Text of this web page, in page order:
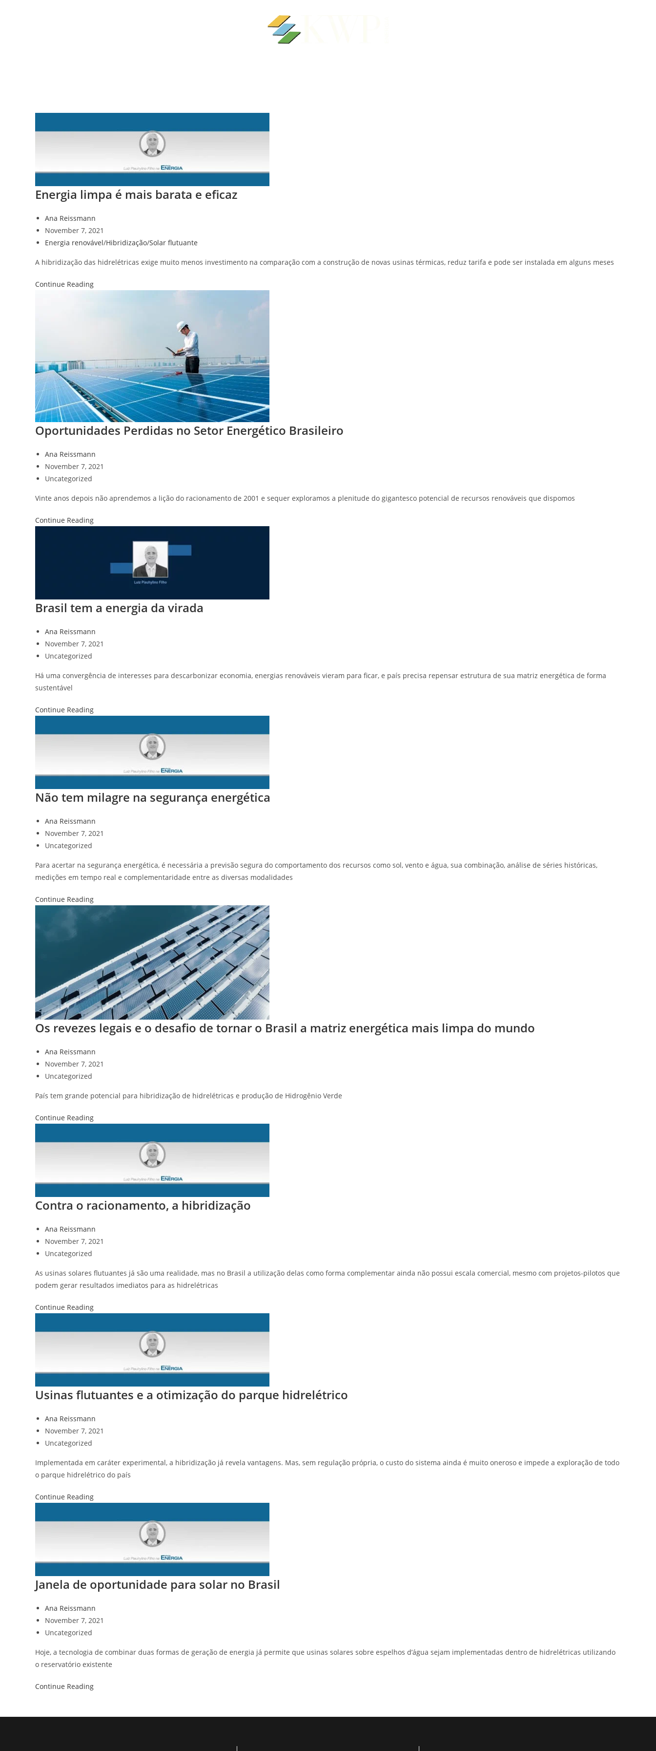
Energia limpa é mais barata e eficaz
Ana Reissmann
November 7, 2021
Energia renovável/Hibridização/Solar flutuante
A hibridização das hidrelétricas exige muito menos investimento na comparação com a construção de novas usinas térmicas, reduz tarifa e pode ser instalada em alguns meses
Continue Reading
Oportunidades Perdidas no Setor Energético Brasileiro
Ana Reissmann
November 7, 2021
Uncategorized
Vinte anos depois não aprendemos a lição do racionamento de 2001 e sequer exploramos a plenitude do gigantesco potencial de recursos renováveis que dispomos
Continue Reading
Brasil tem a energia da virada
Ana Reissmann
November 7, 2021
Uncategorized
Há uma convergência de interesses para descarbonizar economia, energias renováveis vieram para ficar, e país precisa repensar estrutura de sua matriz energética de forma
sustentável
Continue Reading
Não tem milagre na segurança energética
Ana Reissmann
November 7, 2021
Uncategorized
Para acertar na segurança energética, é necessária a previsão segura do comportamento dos recursos como sol, vento e água, sua combinação, análise de séries históricas,
medições em tempo real e complementaridade entre as diversas modalidades
Continue Reading
Os revezes legais e o desafio de tornar o Brasil a matriz energética mais limpa do mundo
Ana Reissmann
November 7, 2021
Uncategorized
País tem grande potencial para hibridização de hidrelétricas e produção de Hidrogênio Verde
Continue Reading
Contra o racionamento, a hibridização
Ana Reissmann
November 7, 2021
Uncategorized
As usinas solares flutuantes já são uma realidade, mas no Brasil a utilização delas como forma complementar ainda não possui escala comercial, mesmo com projetos-pilotos que
podem gerar resultados imediatos para as hidrelétricas
Continue Reading
Usinas flutuantes e a otimização do parque hidrelétrico
Ana Reissmann
November 7, 2021
Uncategorized
Implementada em caráter experimental, a hibridização já revela vantagens. Mas, sem regulação própria, o custo do sistema ainda é muito oneroso e impede a exploração de todo
o parque hidrelétrico do país
Continue Reading
Janela de oportunidade para solar no Brasil
Ana Reissmann
November 7, 2021
Uncategorized
Hoje, a tecnologia de combinar duas formas de geração de energia já permite que usinas solares sobre espelhos d’água sejam implementadas dentro de hidrelétricas utilizando
o reservatório existente
Continue Reading